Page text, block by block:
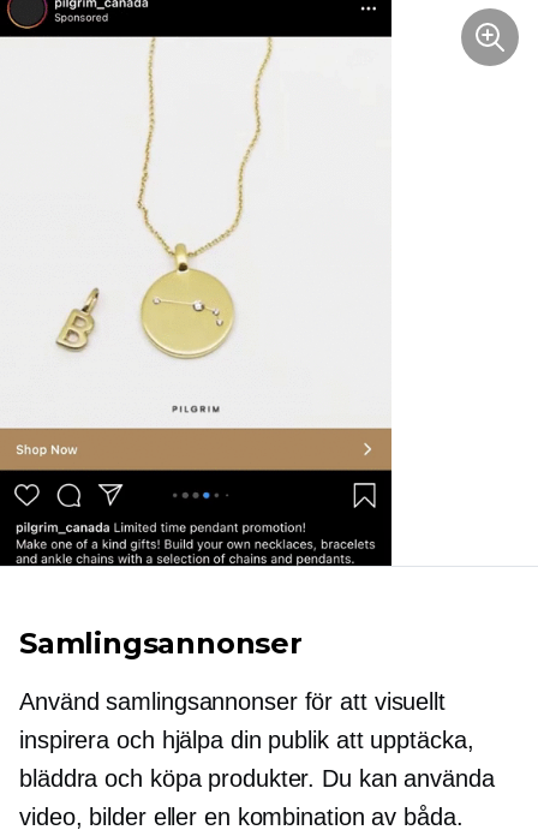
Samlingsannonser
Använd samlingsannonser för att visuellt
inspirera och hjälpa din publik att upptäcka,
bläddra och köpa produkter. Du kan använda
video, bilder eller en kombination av båda.